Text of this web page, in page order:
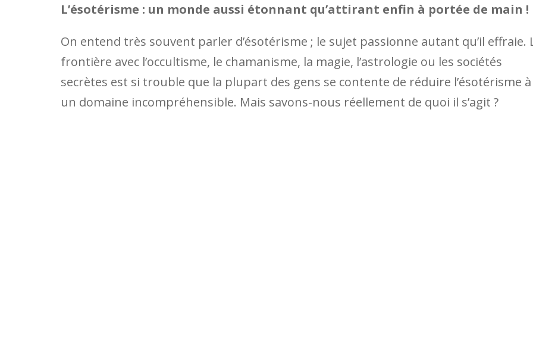
L’ésotérisme : un monde aussi étonnant qu’attirant enfin à portée de main !
On entend très souvent parler d’ésotérisme ; le sujet passionne autant qu’il effraie.
frontière avec l’occultisme, le chamanisme, la magie, l’astrologie ou les sociétés
secrètes est si trouble que la plupart des gens se contente de réduire l’ésotérisme à
un domaine incompréhensible. Mais savons-nous réellement de quoi il s’agit ?